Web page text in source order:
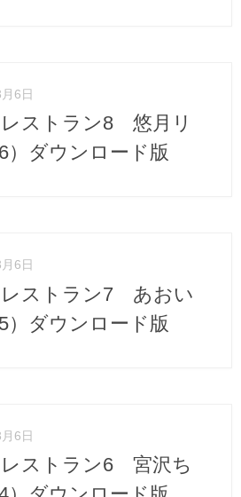
6日
レストラン8 悠月リ
）ダウンロード版
6日
レストラン7 あおい
）ダウンロード版
6日
レストラン6 宮沢ち